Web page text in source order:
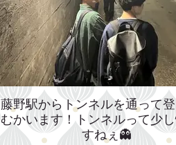
藤野駅からトンネルを通って
むかいます！トンネルって少
すねぇ👻